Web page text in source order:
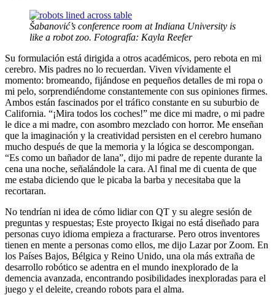
Šabanović’s conference room at Indiana University is
like a robot zoo. Fotografía: Kayla Reefer
Su formulación está dirigida a otros académicos, pero rebota en mi
cerebro. Mis padres no lo recuerdan. Viven vívidamente el
momento: bromeando, fijándose en pequeños detalles de mi ropa o
mi pelo, sorprendiéndome constantemente con sus opiniones firmes.
Ambos están fascinados por el tráfico constante en su suburbio de
California. “¡Mira todos los coches!” me dice mi madre, o mi padre
le dice a mi madre, con asombro mezclado con horror. Me enseñan
que la imaginación y la creatividad persisten en el cerebro humano
mucho después de que la memoria y la lógica se descompongan.
“Es como un bañador de lana”, dijo mi padre de repente durante la
cena una noche, señalándole la cara. Al final me di cuenta de que
me estaba diciendo que le picaba la barba y necesitaba que la
recortaran.
No tendrían ni idea de cómo lidiar con QT y su alegre sesión de
preguntas y respuestas; Este proyecto Ikigai no está diseñado para
personas cuyo idioma empieza a fracturarse. Pero otros inventores
tienen en mente a personas como ellos, me dijo Lazar por Zoom. En
los Países Bajos, Bélgica y Reino Unido, una ola más extraña de
desarrollo robótico se adentra en el mundo inexplorado de la
demencia avanzada, encontrando posibilidades inexploradas para el
juego y el deleite, creando robots para el alma.